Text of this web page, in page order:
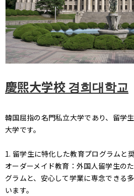
慶煕大学校 경희대학교
韓国屈指の名門私立大学であり、留学
大学です。
1. 留学生に特化した教育プログラムと
オーダーメイド教育：外国人留学生の
グラムと、安心して学業に専念できる
います。